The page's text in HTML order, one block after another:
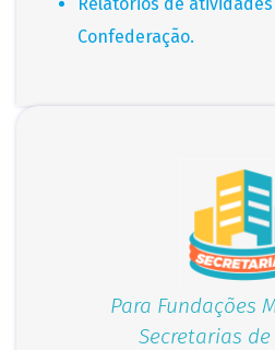
Confederação.
Para Fundações
Secretarias